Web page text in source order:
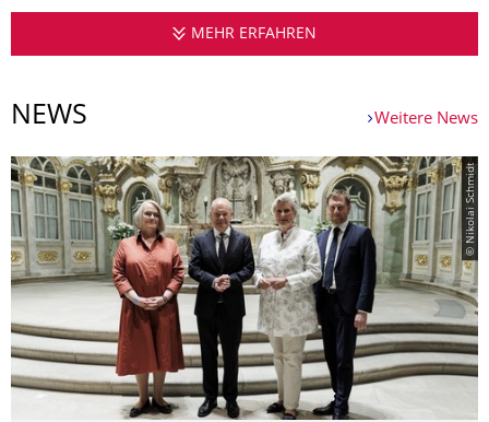
MEHR ERFAHREN
NEWS Weitere News
© Nikolai Schmidt